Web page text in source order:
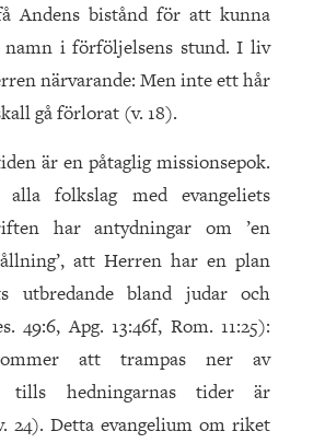
Andens bistånd för att kunna
namn i förföljelsens stund. I liv
närvarande: Men inte ett hår
gå förlorat (v. 18).
är en påtaglig missionsepok.
folkslag med evangeliets
har antydningar om ’en
att Herren har en plan
utbredande bland judar och
49:6, Apg. 13:46f, Rom. 11:25):
att trampas ner av
tills hedningarnas tider är
24). Detta evangelium om riket